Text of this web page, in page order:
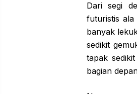
Dari segi
futuristis
banyak
sedikit
tapak
bagian